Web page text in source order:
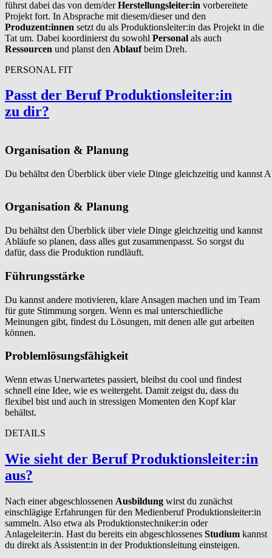
führst dabei das von dem/derHerstellungsleiter:in vorbereitete
Projekt fort. In Absprache mit diesem/dieser und den
Produzent:innen setzt du als Produktionsleiter:in das Projekt in die
Tat um. Dabei koordinierst du sowohl Personal als auch
Ressourcen und planst den Ablaufbeim Dreh.
PERSONAL FIT
Passt der Beruf Pro­duk­tion­sleit­er:in
zu dir?
Organisation & Planung
Du behältst den Überblick über viele Dinge gleichzeitig und kannst
Organisation & Planung
Du behältst den Überblick über viele Dinge gleichzeitig und kannst
Abläufe so planen, dass alles gut zusammenpasst. So sorgst du
dafür, dass die Produktion rundläuft.
Führungsstärke
Du kannst andere motivieren, klare Ansagen machen und im Team
für gute Stimmung sorgen. Wenn es mal unterschiedliche
Meinungen gibt, findest du Lösungen, mit denen alle gut arbeiten
können.
Problemlösungsfähigkeit
Wenn etwas Unerwartetes passiert, bleibst du cool und findest
schnell eine Idee, wie es weitergeht. Damit zeigst du, dass du
flexibel bist und auch in stressigen Momenten den Kopf klar
behältst.
DETAILS
Wie sieht der Beruf Pro­duk­tion­sleit­er:in
aus?
Nach einer abgeschlossenen Ausbildung wirst du zunächst
einschlägige Erfahrungen für den Medienberuf Produktionsleiter:in
sammeln. Also etwa als Produktionstechniker:in oder
Anlageleiter:in. Hast du bereits ein abgeschlossenes Studium kannst
du direkt als Assistent:in in der Produktionsleitung einsteigen.